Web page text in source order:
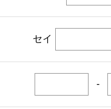
セイ
-